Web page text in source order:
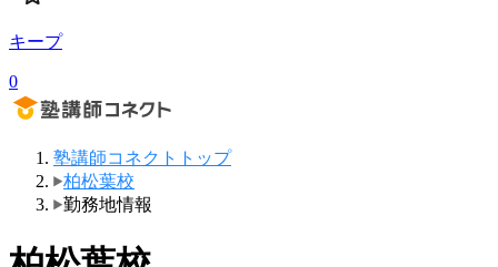
キープ
0
塾講師コネクトトップ
柏松葉校
勤務地情報